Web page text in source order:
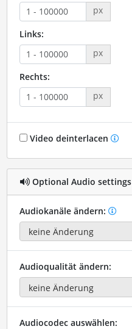
px
Links:
px
Rechts:
px
Video deinterlacen
Optional Audio settings
Audiokanäle ändern:
Audioqualität ändern:
Audiocodec auswählen: